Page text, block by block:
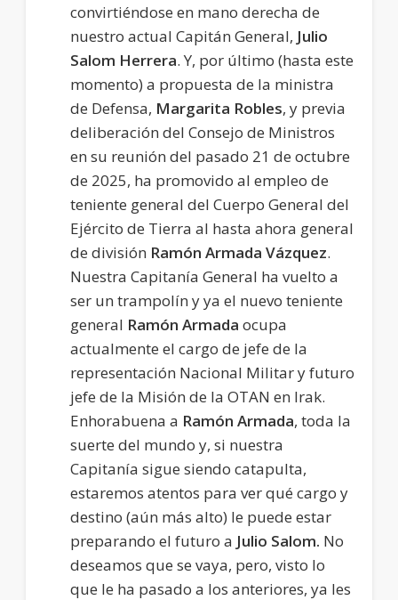
convirtiéndose en mano derecha de
nuestro actual Capitán General, Julio
Salom Herrera. Y, por último (hasta este
momento) a propuesta de la ministra
de Defensa, Margarita Robles, y previa
deliberación del Consejo de Ministros
en su reunión del pasado 21 de octubre
de 2025, ha promovido al empleo de
teniente general del Cuerpo General del
Ejército de Tierra al hasta ahora general
de división Ramón Armada Vázquez.
Nuestra Capitanía General ha vuelto a
ser un trampolín y ya el nuevo teniente
general Ramón Armada ocupa
actualmente el cargo de jefe de la
representación Nacional Militar y futuro
jefe de la Misión de la OTAN en Irak.
Enhorabuena a Ramón Armada, toda la
suerte del mundo y, si nuestra
Capitanía sigue siendo catapulta,
estaremos atentos para ver qué cargo y
destino (aún más alto) le puede estar
preparando el futuro a Julio Salom. No
deseamos que se vaya, pero, visto lo
que le ha pasado a los anteriores, ya les